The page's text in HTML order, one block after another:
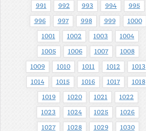
991 992 993 994 995
996 997 998 999 1000
1001 1002 1003 1004
1005 1006 1007 1008
1009 1010 1011 1012 1013
1014 1015 1016 1017 1018
1019 1020 1021 1022
1023 1024 1025 1026
1027 1028 1029 1030